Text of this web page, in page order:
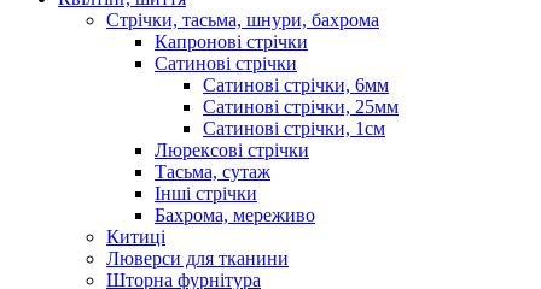
Стрічки, тасьма, шнури, бахрома
Капронові стрічки
Сатинові стрічки
Сатинові стрічки, 6мм
Сатинові стрічки, 25мм
Сатинові стрічки, 1см
Люрексові стрічки
Тасьма, сутаж
Інші стрічки
Бахрома, мереживо
Китиці
Люверси для тканини
Шторна фурнітура